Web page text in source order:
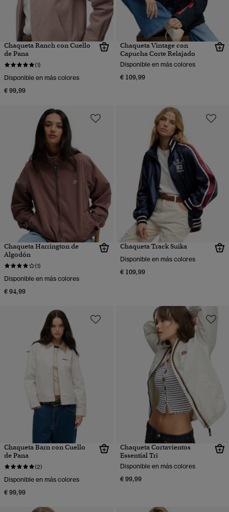
Chaqueta Ranch con Cuello
de Pana
(1)
Disponible en más colores
€ 99,99
Chaqueta Vintage con
Capucha Corte Relajado
Disponible en más colores
€ 109,99
Chaqueta Harrington de
Algodón
(1)
Disponible en más colores
€ 94,99
Chaqueta Track Suika
Disponible en más colores
€ 109,99
Chaqueta Barn con Cuello
de Pana
(2)
Disponible en más colores
€ 99,99
Chaqueta Cortavientos
Essential Tri
Disponible en más colores
€ 99,99